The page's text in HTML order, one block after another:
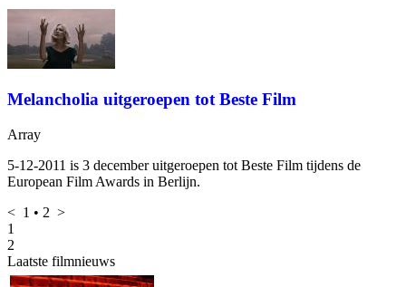
Melancholia uitgeroepen tot Beste Film
Array
5-12-2011 is 3 december uitgeroepen tot Beste Film tijdens de
European Film Awards in Berlijn.
< 1 • 2 >
1
2
Laatste filmnieuws